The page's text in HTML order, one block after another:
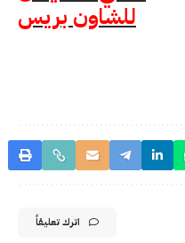
للشاون بريس
اترك تعليقاً